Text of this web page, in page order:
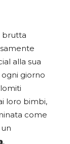
brutta
alla sua
giorno
loro bimbi,
come
.